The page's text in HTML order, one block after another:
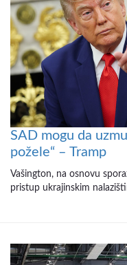
SAD mogu da
požele“ – Tramp
Vašington, na osnovu
pristup ukrajinskim